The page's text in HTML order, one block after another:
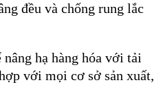
đều và chống rung lắc
hạ hàng hóa với tải
với mọi cơ sở sản xuất,